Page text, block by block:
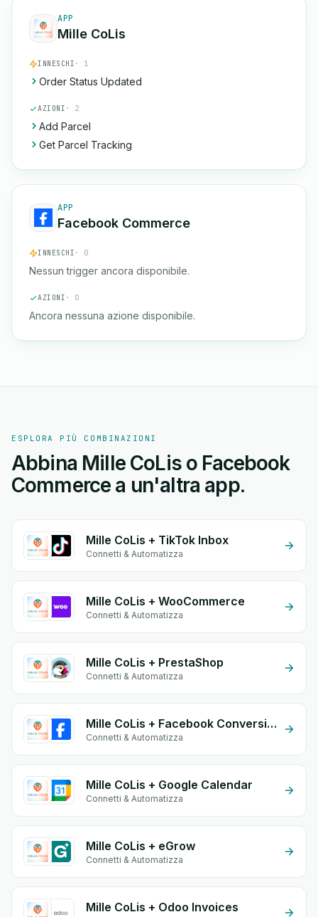
APP
Mille CoLis
INNESCHI · 1
Order Status Updated
AZIONI · 2
Add Parcel
Get Parcel Tracking
APP
Facebook Commerce
INNESCHI · 0
Nessun trigger ancora disponibile.
AZIONI · 0
Ancora nessuna azione disponibile.
ESPLORA PIÙ COMBINAZIONI
Abbina Mille CoLis o Facebook
Commerce a un'altra app.
Mille CoLis + TikTok Inbox
Connetti & Automatizza
Mille CoLis + WooCommerce
Connetti & Automatizza
Mille CoLis + PrestaShop
Connetti & Automatizza
Mille CoLis + Facebook Conversion API (CAPI)
Connetti & Automatizza
Mille CoLis + Google Calendar
Connetti & Automatizza
Mille CoLis + eGrow
Connetti & Automatizza
Mille CoLis + Odoo Invoices